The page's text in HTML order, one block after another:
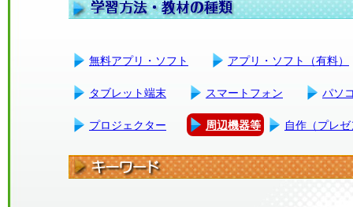
無料アプリ・ソフト アプリ・ソフト（有料）
タブレット端末 スマートフォン パソ
プロジェクター 周辺機器等 自作（プレ